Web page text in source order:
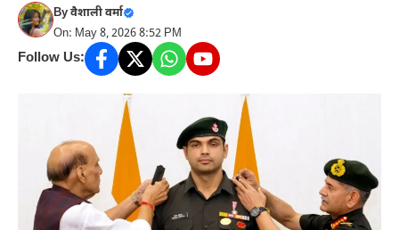
Byवैशाली वर्मा
On: May 8, 2026 8:52 PM
Follow Us: